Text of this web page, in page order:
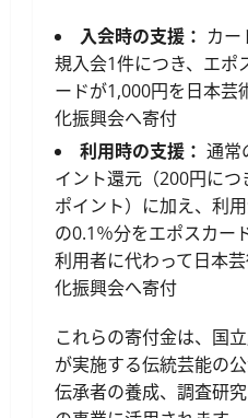
入会時の支援： カー
規入会1件につき、エポ
ードが1,000円を日本芸
化振興会へ寄付
利用時の支援： 通常
イント還元（200円につ
ポイント）に加え、利
の0.1％分をエポスカー
利用者に代わって日本
化振興会へ寄付
これらの寄付金は、国
が実施する伝統芸能の公
伝承者の養成、調査研